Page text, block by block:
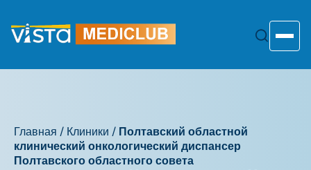
содержанию
Главная / Клиники / Полтавский областной
клинический онкологический диспансер
Полтавского областного совета